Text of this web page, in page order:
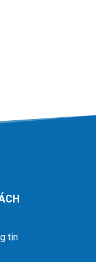
tin